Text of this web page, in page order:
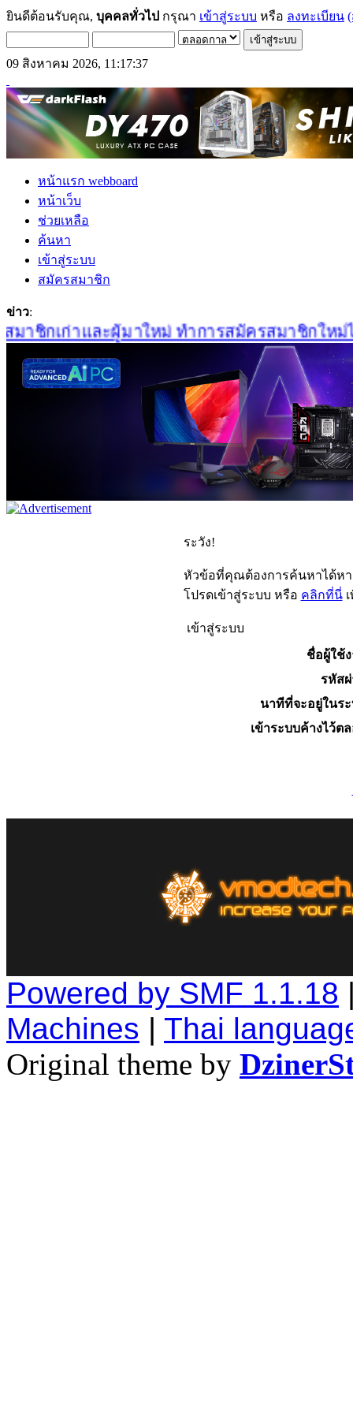
ยินดีต้อนรับคุณ, บุคคลทั่วไป กรุณา เข้าสู่ระบบ หรือ ลงทะเบียน
09 สิงหาคม 2026, 11:17:37
หน้าแรก webboard
หน้าเว็บ
ช่วยเหลือ
ค้นหา
เข้าสู่ระบบ
สมัครสมาชิก
ข่าว:
าชิกเก่าและผู้มาใหม่ ทำการสมัครสมาชิกใหม่ไ
ระวัง!
หัวข้อที่คุณต้องการค้นหาได้ห
โปรดเข้าสู่ระบบ หรือ คลิกที่นี่เ
เข้าสู่ระบบ
ชื่อผู้ใช้
รหัส
นาทีที่จะอยู่ในร
เข้าระบบค้างไว้ต
Powered by SMF 1.1.18
Machines | Thai
Original theme by